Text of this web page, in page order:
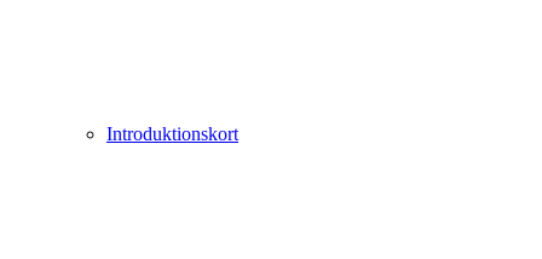
Introduktionskort